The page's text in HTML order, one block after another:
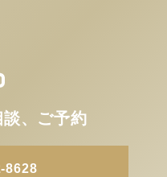
、ご予約
8628